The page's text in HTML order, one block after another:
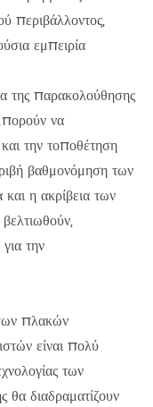
περιβάλλοντος,
εμπειρία
της παρακολούθησης
να
την τοποθέτηση
βαθμονόμηση των
η ακρίβεια των
την
πλακών
είναι πολύ
των
θα διαδραματίζουν